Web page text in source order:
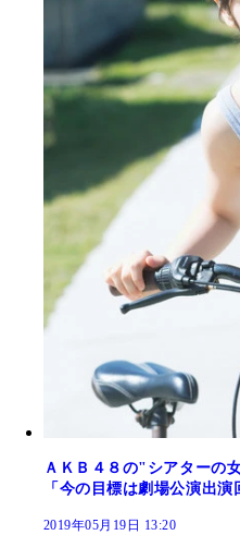
ＡＫＢ４８の"シアターの
「今の目標は劇場公演出演
2019年05月19日 13:20